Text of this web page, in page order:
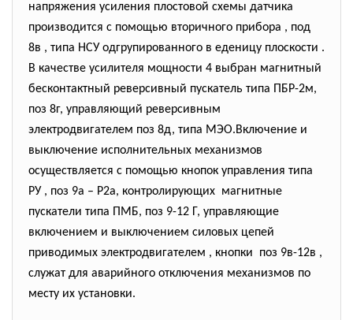
напряжения усиления плостовой схемы датчика
производится с помощью вторичного прибора , под
8в , типа НСУ одгрупированного в еденицу плоскости .
В качестве усилителя мощности 4 выбран магнитный
бесконтактный реверсивный пускатель типа ПБР-2м,
поз 8г, управляющий реверсивным
электродвигателем поз 8д, типа МЭО.Включение и
выключение исполнительных механизмов
осуществляется с помощью кнопок управления типа
РУ , поз 9а – Р2а, контролирующих магнитные
пускатели типа ПМБ, поз 9-12 Г, управляющие
включением и выключением силовых цепей
приводимых электродвигателем , кнопки поз 9в-12в ,
служат для аварийного отключения механизмов по
месту их установки.